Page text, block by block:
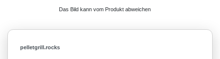
Das Bild kann vom Produkt abweichen
pelletgrill.rocks